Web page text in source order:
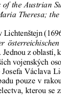
of the Austrian
Theresa; the
Lichtenštejn
Jednou z oblastí,
vojenských
Václava
pouze v
kterou se